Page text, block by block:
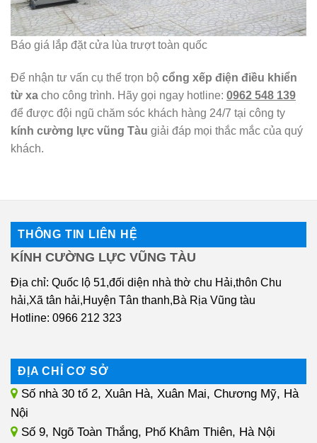
Báo giá lắp đặt cửa lùa trượt toàn quốc
Để nhận tư vấn cụ thể trọn bộ cổng xếp điện điều khiển
từ xa cho công trình. Hãy gọi ngay hotline: 0962 548 139
để được đội ngũ chăm sóc khách hàng 24/7 tại công ty
kính cường lực vũng Tàu giải đáp mọi thắc mắc của quý
khách.
THÔNG TIN LIÊN HỆ
KÍNH CƯỜNG LỰC VŨNG TÀU
Địa chỉ: Quốc lộ 51,đối diện nhà thờ chu Hải,thôn Chu
hải,Xã tân hải,Huyện Tân thanh,Bà Rịa Vũng tàu
Hotline: 0966 212 323
ĐỊA CHỈ CƠ SỞ
Số nhà 30 tổ 2, Xuân Hà, Xuân Mai, Chương Mỹ, Hà
Nội
Số 9, Ngõ Toàn Thắng, Phố Khâm Thiên, Hà Nội